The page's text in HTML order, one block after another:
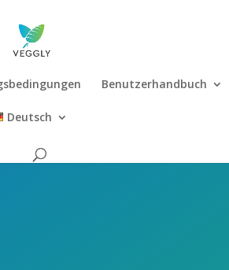
Benutzerhandbuch
Deutsch